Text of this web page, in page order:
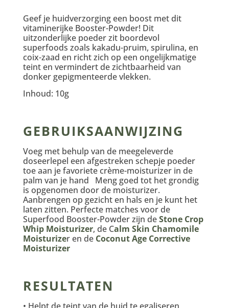
Geef je huidverzorging een boost met dit
vitaminerijke Booster-Powder! Dit
uitzonderlijke poeder zit boordevol
superfoods zoals kakadu-pruim, spirulina, en
coix-zaad en richt zich op een ongelijkmatige
teint en vermindert de zichtbaarheid van
donker gepigmenteerde vlekken.
Inhoud: 10g
GEBRUIKSAANWIJZING
Voeg met behulp van de meegeleverde
doseerlepel een afgestreken schepje poeder
toe aan je favoriete crème-moisturizer in de
palm van je hand Meng goed tot het grondig
is opgenomen door de moisturizer.
Aanbrengen op gezicht en hals en je kunt het
laten zitten. Perfecte matches voor de
Superfood Booster-Powder zijn deStone Crop
Whip Moisturizer, de Calm Skin Chamomile
Moisturizer en de Coconut Age Corrective
Moisturizer
RESULTATEN
• Helpt de teint van de huid te egaliseren